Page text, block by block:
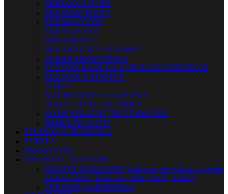
REPRODUKTORY
MIXÁŽNE PULTY
ZOSILŇOVAČE
CROSSOVERY
MIKROFÓNY
BEZDRÔTOVÉ SYSTÉMY
IN-EAR MONITORING
TESTERY KÁBLOV A MERACIE PRÍSTROJE
STOJANY A STATÍVY
KÁBLE
KONEKTORY A ADAPTÉRY
INŠTALAČNÁ TECHNIKA
KOMUNIKAČNÉ TECHNOLÓGIE
PRÍSLUŠENSTVO
ŠTÚDIOVÁ TECHNIKA
SVETLÁ
MIKROFÓNY
DYCHOVÉ NÁSTROJE
FLAUTY-ZOBCOVÉVybrali sme pre Vás tie najlepšie
zobcové flauty. Ráčte si vybrať z našej ponuky.
FÚKACIE HARMONIKY